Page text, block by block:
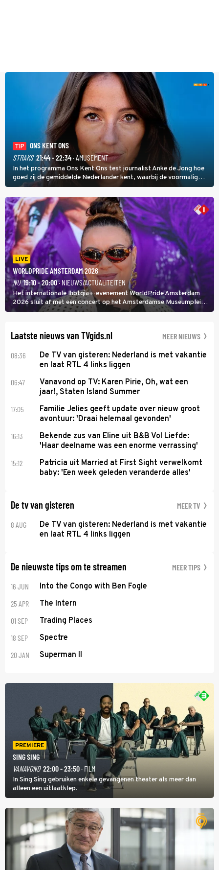
TIP
ONS KENT ONS
STRAKS 21:44 - 22:34· AMUSEMENT
In het programma Ons Kent Ons test journalist Anke de Jong hoe
goed zij de gemiddelde Nederlander kent, waarbij de voormalig
hoofdredacteur van modebladen Glamour en Elle het samen met
rapper Keizer opneemt tegen Edson da Graça en Marc-Marie
Huijbregts.
LIVE
WORLDPRIDE AMSTERDAM 2026
NU 19:10 - 20:00· NIEUWS/ACTUALITEITEN
Het internationale lhbtqia+-evenement WorldPride Amsterdam
2026 sluit af met een concert op het Amsterdamse Museumplein.
Anita Doth is een van de optredende artiesten. In de jaren 90
Laatste nieuws van TVgids.nl MEER NIEUWS
08:36
De TV van gisteren: Nederland is met vakantie
en laat RTL 4 links liggen
06:47
Vanavond op TV: Karen Pirie, Oh, wat een
jaar!, Staten Island Summer
17:05
Familie Jelies geeft update over nieuw groot
avontuur: 'Draai helemaal gevonden'
16:13
Bekende zus van Eline uit B&B Vol Liefde:
'Haar deelname was een enorme verrassing'
15:12
Patricia uit Married at First Sight verwelkomt
baby: 'Een week geleden veranderde alles'
De tv van gisteren MEER TV
8 AUG
De TV van gisteren: Nederland is met vakantie
en laat RTL 4 links liggen
De nieuwste tips om te streamen MEER TIPS
16 JUN Into the Congo with Ben Fogle
25 APR The Intern
01 SEP Trading Places
18 SEP Spectre
20 JAN Superman II
PREMIERE
SING SING
VANAVOND 22:00 - 23:50· FILM
In Sing Sing gebruiken enkele gevangenen theater als meer dan
alleen een uitlaatklep.